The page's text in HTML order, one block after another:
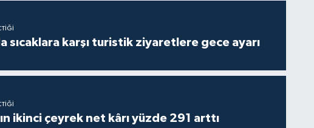
sıcaklara karşı turistik ziyaretlere gece ayarı
ikinci çeyrek net kârı yüzde 291 arttı